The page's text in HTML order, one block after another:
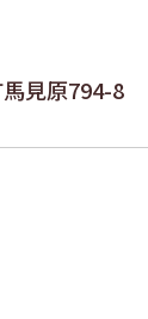
見原794-8